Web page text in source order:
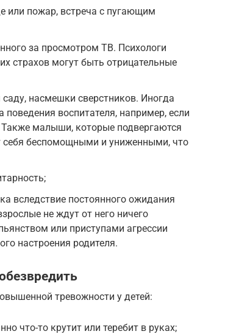
или пожар, встреча с пугающим
за просмотром ТВ. Психологи
страхов могут быть отрицательные
насмешки сверстников. Иногда
воспитателя, например, если
малыши, которые подвергаются
беспомощными и униженными, что
вследствие постоянного ожидания
не ждут от него ничего
или приступами агрессии
настроения родителя.
тревожности у детей:
что-то крутит или теребит в руках;